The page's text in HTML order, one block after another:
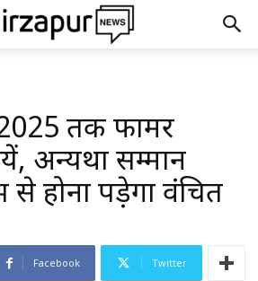
तक फार्मर
अन्यथा सम्मान
से होना पड़ेगा वंचित
Facebook Twitter